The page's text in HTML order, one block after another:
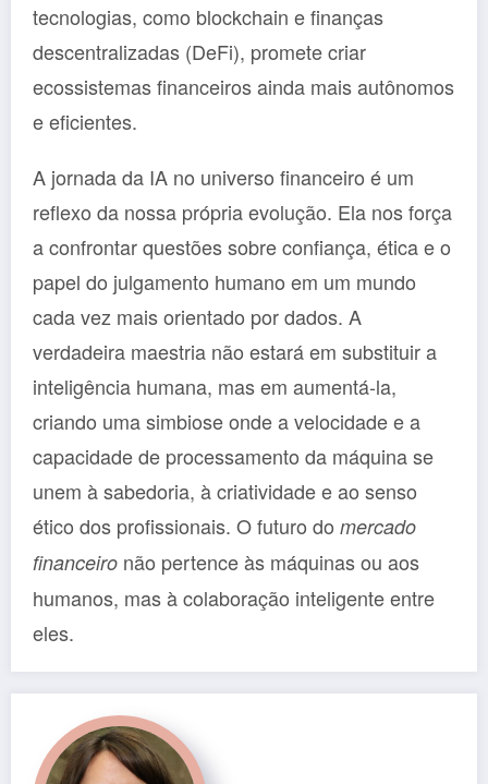
tecnologias, como blockchain e finanças
descentralizadas (DeFi), promete criar
ecossistemas financeiros ainda mais autônomos
e eficientes.
A jornada da IA no universo financeiro é um
reflexo da nossa própria evolução. Ela nos força
a confrontar questões sobre confiança, ética e o
papel do julgamento humano em um mundo
cada vez mais orientado por dados. A
verdadeira maestria não estará em substituir a
inteligência humana, mas em aumentá-la,
criando uma simbiose onde a velocidade e a
capacidade de processamento da máquina se
unem à sabedoria, à criatividade e ao senso
ético dos profissionais. O futuro do mercado
financeiro não pertence às máquinas ou aos
humanos, mas à colaboração inteligente entre
eles.